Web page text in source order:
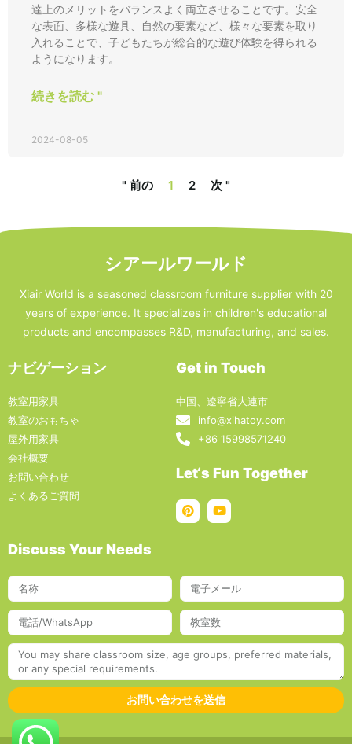
達上のメリットをバランスよく両立させることです。安全
な表面、多様な遊具、自然の要素など、様々な要素を取り
入れることで、子どもたちが総合的な遊び体験を得られる
ようになります。
続きを読む "
2024-08-05
" 前の 1 2 次 "
シアールワールド
Xiair World is a seasoned classroom furniture supplier with 20
years of experience. It specializes in children's educational
products and encompasses R&D, manufacturing, and sales.
ナビゲーション
教室用家具
教室のおもちゃ
屋外用家具
会社概要
お問い合わせ
よくあるご質問
Get in Touch
中国、遼寧省大連市
info@xihatoy.com
+86 15998571240
Let‘s Fun Together
Discuss Your Needs
お問い合わせを送信